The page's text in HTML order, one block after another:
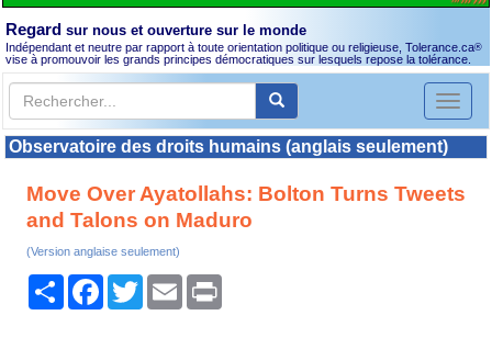
Regard sur nous et ouverture sur le monde
Indépendant et neutre par rapport à toute orientation politique ou religieuse, Tolerance.ca®
vise à promouvoir les grands principes démocratiques sur lesquels repose la tolérance.
Toggle
Observatoire des droits humains (anglais seulement)
Move Over Ayatollahs: Bolton Turns Tweets
and Talons on Maduro
(Version anglaise seulement)
PartagerFacebook
TwitterEmail